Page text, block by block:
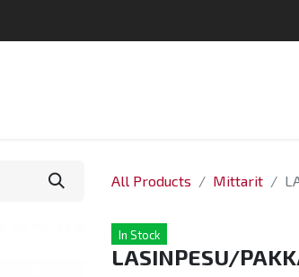
All Products Mittarit
In Stock
LASINPESU/